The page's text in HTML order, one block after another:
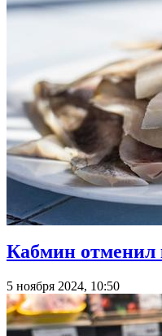
Кабмин отменил
5 ноября 2024, 10:50